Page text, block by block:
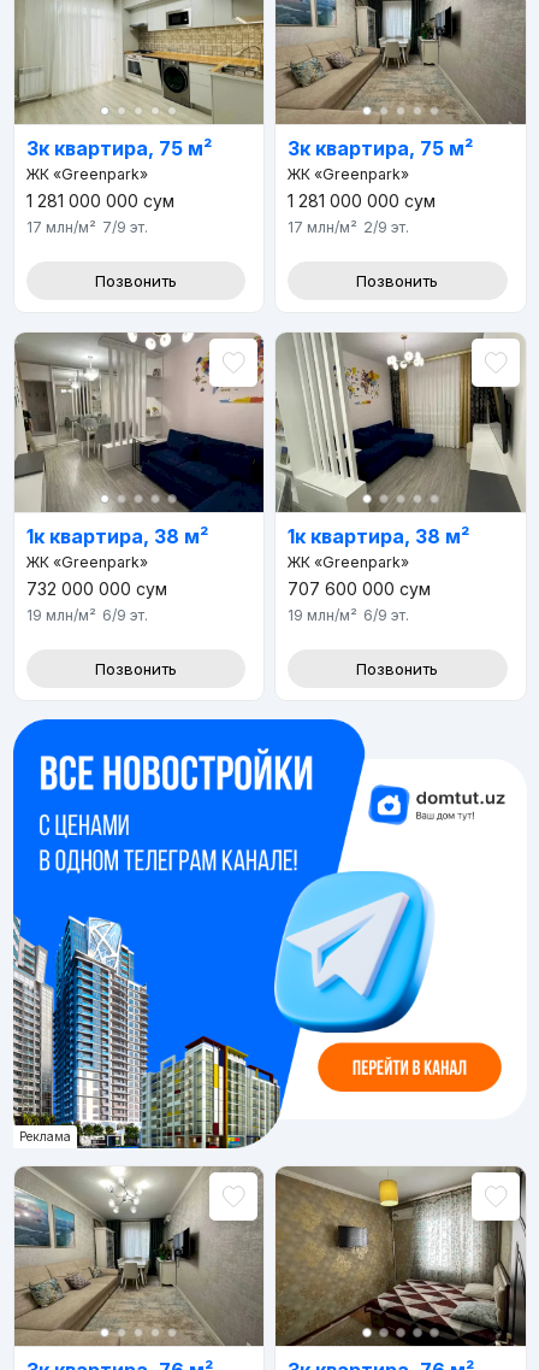
3к квартира, 75 м²
ЖК «Greenpark»
1 281 000 000 сум
17 млн/м² 7/9 эт.
Позвонить
3к квартира, 75 м²
ЖК «Greenpark»
1 281 000 000 сум
17 млн/м² 2/9 эт.
Позвонить
1к квартира, 38 м²
ЖК «Greenpark»
732 000 000 сум
19 млн/м² 6/9 эт.
Позвонить
1к квартира, 38 м²
ЖК «Greenpark»
707 600 000 сум
19 млн/м² 6/9 эт.
Позвонить
Реклама